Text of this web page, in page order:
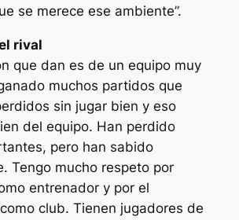
se merece ese ambiente”.
rival
que dan es de un equipo muy
muchos partidos que
sin jugar bien y eso
del equipo. Han perdido
pero han sabido
Tengo mucho respeto por
entrenador y por el
club. Tienen jugadores de